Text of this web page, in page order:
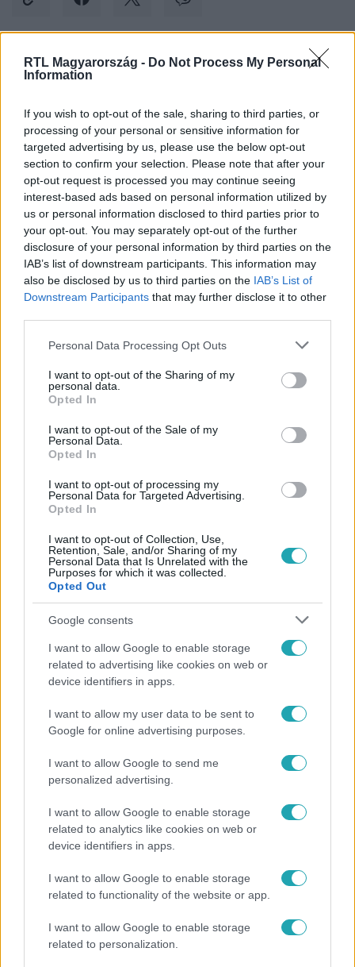
RTL Magyarország - Do Not Process My Personal
Information
If you wish to opt-out of the sale, sharing to third parties, or
processing of your personal or sensitive information for
targeted advertising by us, please use the below opt-out
section to confirm your selection. Please note that after your
opt-out request is processed you may continue seeing
interest-based ads based on personal information utilized by
us or personal information disclosed to third parties prior to
your opt-out. You may separately opt-out of the further
disclosure of your personal information by third parties on the
IAB’s list of downstream participants. This information may
also be disclosed by us to third parties on the IAB’s List of
Downstream Participants that may further disclose it to other
Please note that this website/app uses one or more Google
not limited to your visit or usage behaviour. You may click to
grant or deny consent to Google and its third-party tags to
use your data for below specified purposes in below Google
consent section.
Personal Data Processing Opt Outs
I want to opt-out of the Sharing of my
personal data.
Opted In
I want to opt-out of the Sale of my
Personal Data.
Opted In
I want to opt-out of processing my
Personal Data for Targeted Advertising.
Opted In
I want to opt-out of Collection, Use,
Retention, Sale, and/or Sharing of my
Personal Data that Is Unrelated with the
Purposes for which it was collected.
Opted Out
Google consents
I want to allow Google to enable storage
related to advertising like cookies on web or
device identifiers in apps.
I want to allow my user data to be sent to
Google for online advertising purposes.
I want to allow Google to send me
personalized advertising.
I want to allow Google to enable storage
related to analytics like cookies on web or
device identifiers in apps.
I want to allow Google to enable storage
related to functionality of the website or app.
I want to allow Google to enable storage
related to personalization.
Kövess minket, és értesülj a friss hírekről a
Követem
# BARÁTOK KÖZT # VALLOMÁS
#ZSAROLÁS #PÉNZ #UTAZÁS #BARTHA ZSOLT
#BERÉNYI BALÁZS #HOLMAN RITA
#SCHNEIDER RÓBERT #SZENTMIHÁLYI ZSÓFI
NAGY TÓBIÁS #RTL KLUB #RTL
Népszerű
Belföld
életművét a Sziget Fesztiválon